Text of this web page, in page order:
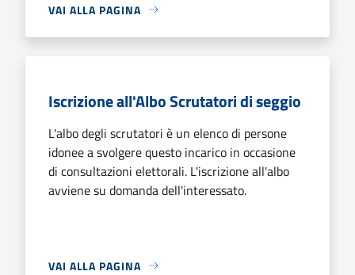
VAI ALLA PAGINA
Iscrizione all'Albo Scrutatori di seggio
L'albo degli scrutatori è un elenco di persone
idonee a svolgere questo incarico in occasione
di consultazioni elettorali. L'iscrizione all'albo
avviene su domanda dell'interessato.
VAI ALLA PAGINA